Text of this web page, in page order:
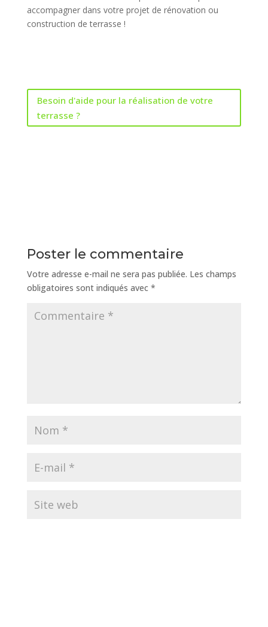
accompagner dans votre projet de rénovation ou
construction de terrasse !
Besoin d'aide pour la réalisation de votre
terrasse ?
Poster le commentaire
Votre adresse e-mail ne sera pas publiée. Les champs
obligatoires sont indiqués avec *